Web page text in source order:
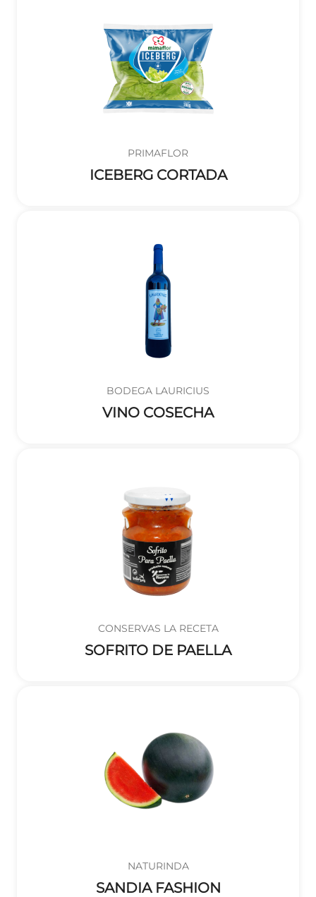
PRIMAFLOR
ICEBERG CORTADA
BODEGA LAURICIUS
VINO COSECHA
CONSERVAS LA RECETA
SOFRITO DE PAELLA
NATURINDA
SANDIA FASHION